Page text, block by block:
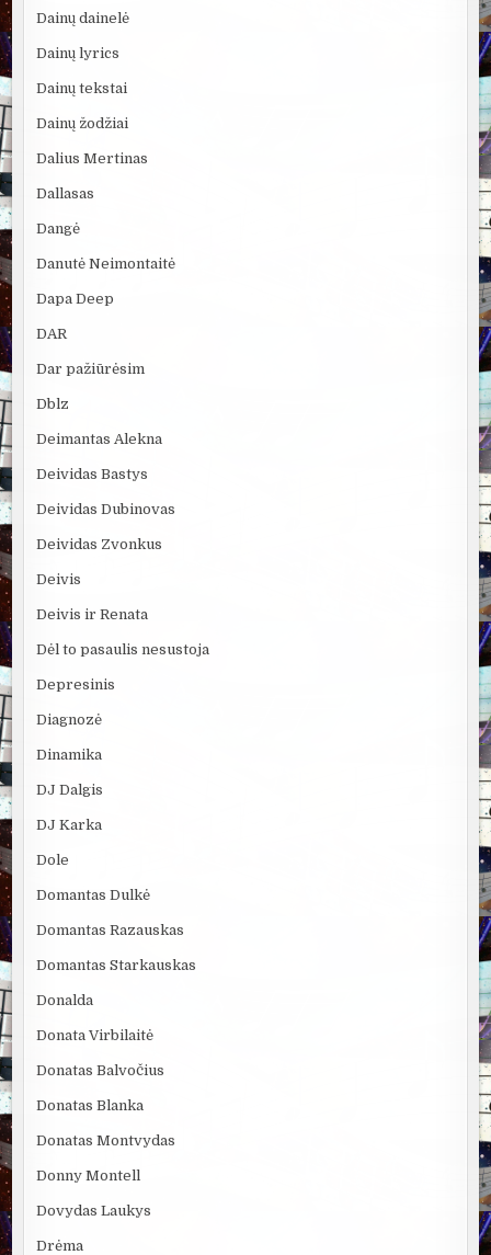
Dainų dainelė
Dainų lyrics
Dainų tekstai
Dainų žodžiai
Dalius Mertinas
Dallasas
Dangė
Danutė Neimontaitė
Dapa Deep
DAR
Dar pažiūrėsim
Dblz
Deimantas Alekna
Deividas Bastys
Deividas Dubinovas
Deividas Zvonkus
Deivis
Deivis ir Renata
Dėl to pasaulis nesustoja
Depresinis
Diagnozė
Dinamika
DJ Dalgis
DJ Karka
Dole
Domantas Dulkė
Domantas Razauskas
Domantas Starkauskas
Donalda
Donata Virbilaitė
Donatas Balvočius
Donatas Blanka
Donatas Montvydas
Donny Montell
Dovydas Laukys
Drėma